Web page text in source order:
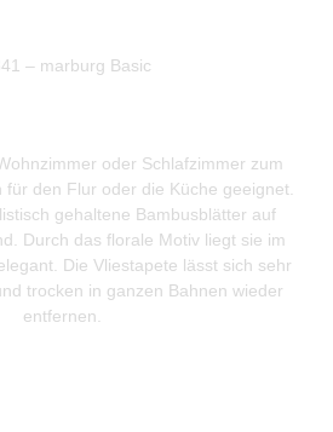
– marburg Basic
oder Schlafzimmer zum
den Flur oder die Küche geeignet.
gehaltene Bambusblätter auf
Durch das florale Motiv liegt sie im
Die Vliestapete lässt sich sehr
trocken in ganzen Bahnen wieder
entfernen.